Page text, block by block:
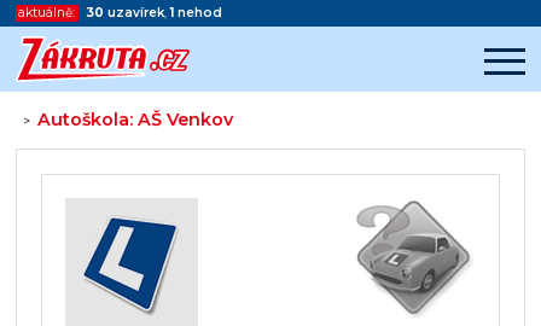
aktuálně: 30 uzavírek,1 nehod
>Autoškola: AŠ Venkov
Začátek reklamy
Konec reklamy